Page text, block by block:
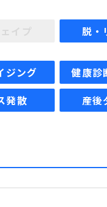
脱・
ジング
健康診
発散
産後